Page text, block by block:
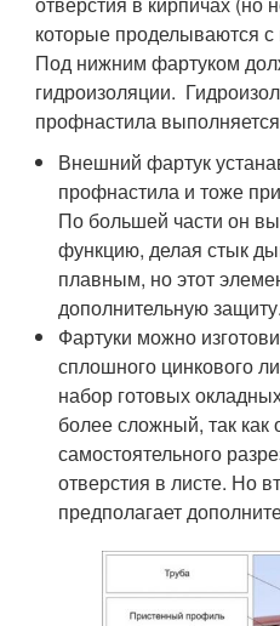
которые проделываются
Под нижним фартуком
гидроизоляции.
профнастила
Внешний фартук
профнастила и тоже
По большей части он
функцию, делая стык
плавным, но этот
дополнительную защиту.
Фартуки можно
сплошного цинкового
набор готовых
более сложный, так как
самостоятельного
отверстия в листе. Но
предполагает